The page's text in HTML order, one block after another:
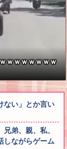
ｗｗｗｗｗｗｗ
ない」とか言い
弟、親、私、
しながらゲーム